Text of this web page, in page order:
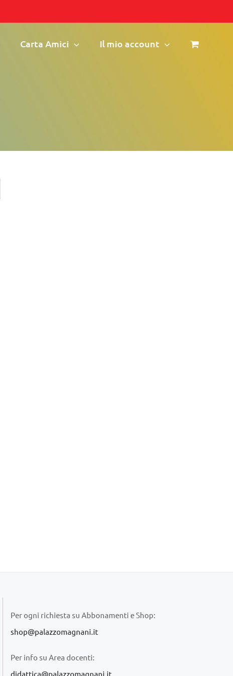
Carta Amici Il mio account
Per ogni richiesta su Abbonamenti e Shop:
shop@palazzomagnani.it
Per info su Area docenti:
didattica@palazzomagnani.it